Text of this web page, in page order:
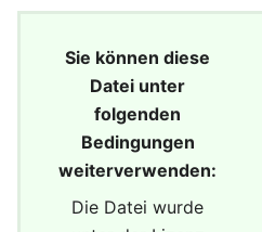
Sie können diese
Datei unter
folgenden
Bedingungen
weiterverwenden:
Die Datei wurde